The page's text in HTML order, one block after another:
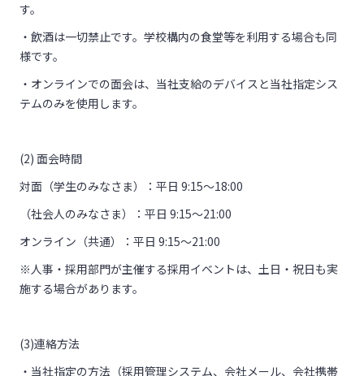
す。
・飲酒は一切禁止です。学校構内の食堂等を利用する場合も同
様です。
・オンラインでの面会は、当社支給のデバイスと当社指定シス
テムのみを使用します。
(2) 面会時間
対面（学生のみなさま）：平日 9:15～18:00
（社会人のみなさま）：平日 9:15～21:00
オンライン（共通）：平日 9:15～21:00
※人事・採用部門が主催する採用イベントは、土日・祝日も実
施する場合があります。
(3)連絡方法
・当社指定の方法（採用管理システム、会社メール、会社携帯